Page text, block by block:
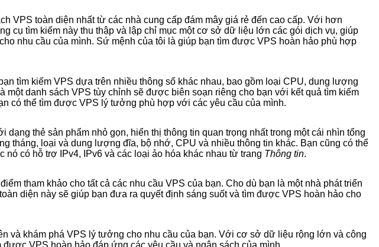
VPS toàn diện nhất từ các nhà cung cấp đám mây giá rẻ đến cao cấp. Với hơn
cụ tìm kiếm này thu thập và lập chỉ mục một cơ sở dữ liệu lớn các gói dịch vụ, giúp
nhu cầu của mình. Sứ mệnh của tôi là giúp bạn tìm được VPS hoàn hảo phù hợp
tìm kiếm VPS dựa trên nhiều thông số khác nhau, bao gồm loại CPU, dung lượng
một danh sách VPS tùy chỉnh sẽ được biên soạn riêng cho bạn với kết quả tìm kiếm
có thể tìm được VPS lý tưởng phù hợp với các yêu cầu của mình.
thẻ sản phẩm nhỏ gọn, hiển thị thông tin quan trọng nhất trong một cái nhìn tổng
tháng, loại và dung lượng đĩa, bộ nhớ, CPU và nhiều thông tin khác. Bạn cũng có thể
có hỗ trợ IPv4, IPv6 và các loại ảo hóa khác nhau từ trang Thông tin.
tham khảo cho tất cả các nhu cầu VPS của bạn. Cho dù bạn là một nhà phát triển
diện này sẽ giúp bạn đưa ra quyết định sáng suốt và tìm được VPS hoàn hảo cho
và khám phá VPS lý tưởng cho nhu cầu của bạn. Với cơ sở dữ liệu rộng lớn và công
VPS hoàn hảo đáp ứng các yêu cầu và ngân sách của mình.